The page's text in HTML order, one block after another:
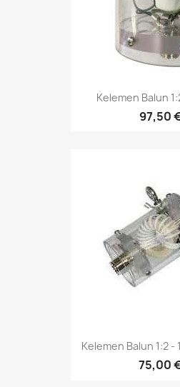
Kelemen Balun
97,50
Kelemen Balun 1:2 -
75,00